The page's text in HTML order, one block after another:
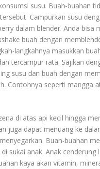
susu. Buah-buahan
Campurkan susu
dalam blender. Anda
buah dengan
langkahnya masukkan
tercampur rata. Sajikan
susu dan buah dengan
Contohnya seperti mangga
di atas api kecil hingga
juga dapat menuang ke
Buah-buahan
sukai anak. Anak
kaya akan vitamin,